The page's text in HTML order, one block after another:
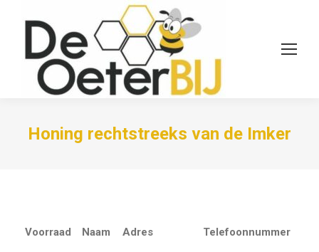
Honing rechtstreeks van de Imker
Voorraad Naam Adres Telefoonnummer